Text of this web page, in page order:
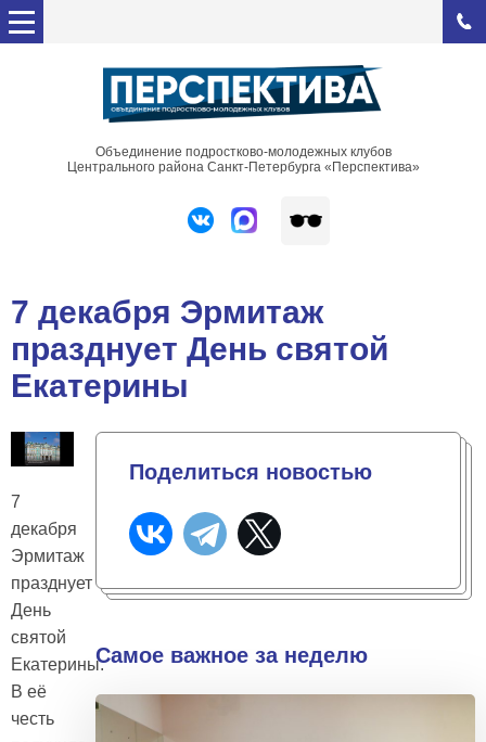
Объединение подростково-молодежных клубов
Центрального района Санкт-Петербурга «Перспектива»
7 декабря Эрмитаж
празднует День святой
Екатерины
7
декабря
Эрмитаж
празднует
День
святой
Екатерины.
В её
честь
Поделиться новостью
Самое важное за неделю